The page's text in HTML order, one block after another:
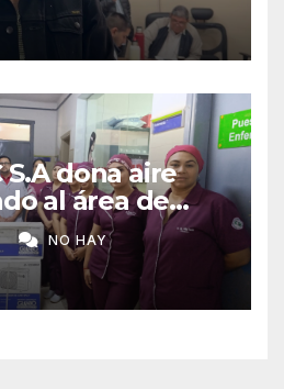
S.A dona aire
al área de
IPS de
NO HAY